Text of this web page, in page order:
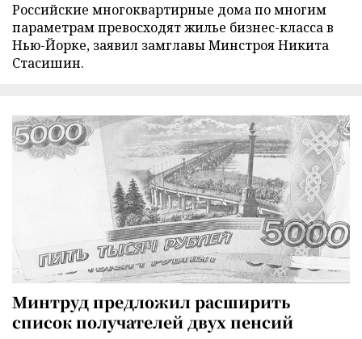
Российские многоквартирные дома по многим
параметрам превосходят жилье бизнес-класса в
Нью-Йорке, заявил замглавы Минстроя Никита
Стасишин.
Минтруд предложил расширить
список получателей двух пенсий